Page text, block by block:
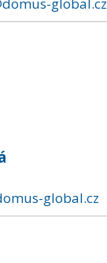
global.cz